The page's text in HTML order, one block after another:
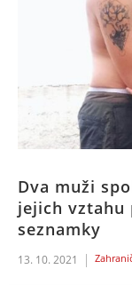
Dva muži
jejich vztahu
seznamky
13. 10. 2021